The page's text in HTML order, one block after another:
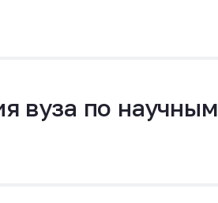
вуза по научным